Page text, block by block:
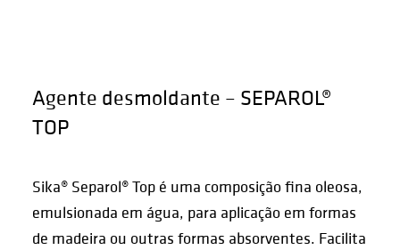
Agente desmoldante – SEPAROL®
TOP
Sika® Separol® Top é uma composição fina oleosa,
emulsionada em água, para aplicação em formas
de madeira ou outras formas absorventes. Facilita